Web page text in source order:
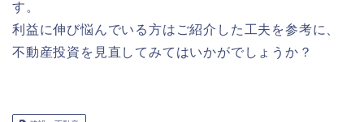
す。
利益に伸び悩んでいる方はご紹介した工夫を参考に、
不動産投資を見直してみてはいかがでしょうか？